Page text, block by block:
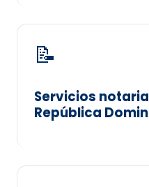
📝
Servicios
República